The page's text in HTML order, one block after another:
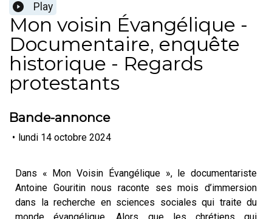
Play
Mon voisin Évangélique -
Documentaire, enquête
historique - Regards
protestants
Bande-annonce
• lundi 14 octobre 2024
Dans « Mon Voisin Évangélique », le documentariste
Antoine Gouritin nous raconte ses mois d’immersion
dans la recherche en sciences sociales qui traite du